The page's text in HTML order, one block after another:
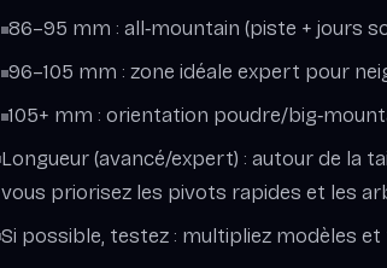
86–95 mm : all‑mountain (piste + jours
96–105 mm : zone idéale expert pour
105+ mm : orientation poudre/
Longueur (avancé/expert) : autour de la
vous priorisez les pivots rapides et les
Si possible, testez : multipliez modèles